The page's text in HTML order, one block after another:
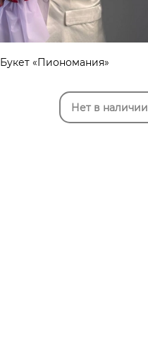
Букет «Пиономания»
Нет в наличии